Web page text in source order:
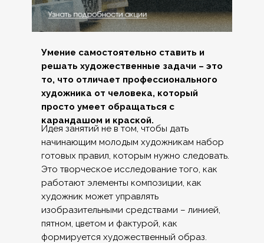
Идея занятий не в том, чтобы дать
начинающим молодым художникам набор
готовых правил, которым нужно следовать.
Это творческое исследование того, как
работают элементы композиции, как
художник может управлять
изобразительными средствами – линией,
пятном, цветом и фактурой, как
формируется художественный образ.
Умение самостоятельно ставить и
решать художественные задачи – это
то, что отличает профессионального
художника от человека, который
просто умеет обращаться с
карандашом и краской.